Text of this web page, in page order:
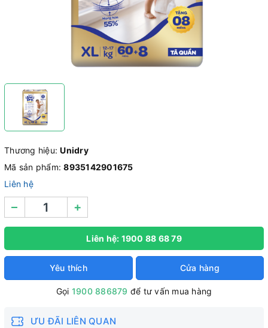
Thương hiệu:Unidry
Mã sản phẩm:8935142901675
Liên hệ
– +
Liên hệ: 1900 88 68 79
Yêu thích Cửa hàng
Gọi 1900 886879 để tư vấn mua hàng
ƯU ĐÃI LIÊN QUAN